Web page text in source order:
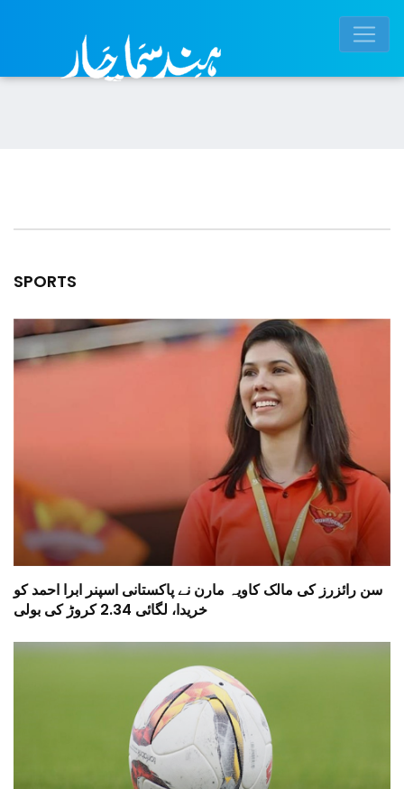
SPORTS
سن رائزرز کی مالک کاویہ مارن نے پاکستانی اسپنر ابرا احمد کو
خریدا، لگائی 2.34 کروڑ کی بولی